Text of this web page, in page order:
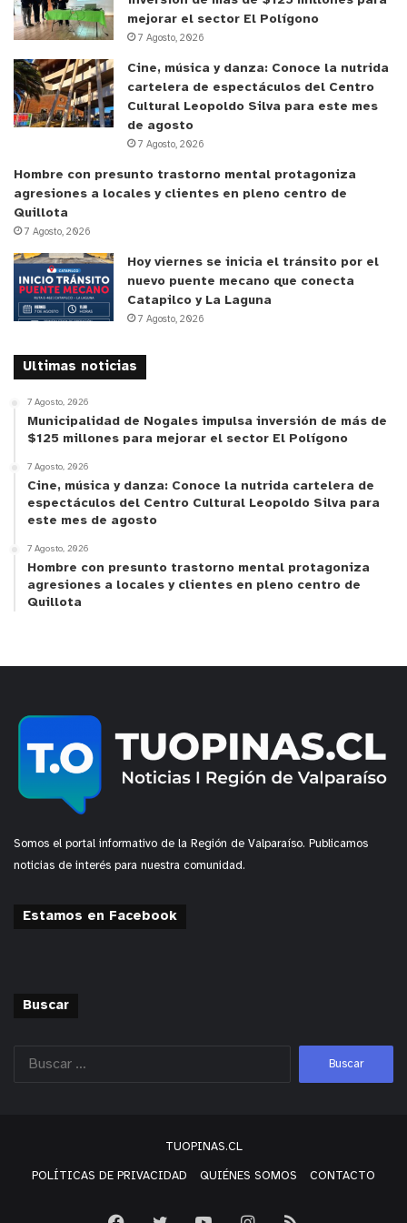
y tú, ¿qué opinas?
mejorar el sector El Polígono
7 Agosto, 2026
Cine, música y danza: Conoce la nutrida
cartelera de espectáculos del Centro
Cultural Leopoldo Silva para este mes
de agosto
7 Agosto, 2026
Hombre con presunto trastorno mental protagoniza
agresiones a locales y clientes en pleno centro de
Quillota
7 Agosto, 2026
Hoy viernes se inicia el tránsito por el
nuevo puente mecano que conecta
Catapilco y La Laguna
7 Agosto, 2026
Ultimas noticias
7 Agosto, 2026
Municipalidad de Nogales impulsa inversión de más de
$125 millones para mejorar el sector El Polígono
7 Agosto, 2026
Cine, música y danza: Conoce la nutrida cartelera de
espectáculos del Centro Cultural Leopoldo Silva para
este mes de agosto
7 Agosto, 2026
Hombre con presunto trastorno mental protagoniza
agresiones a locales y clientes en pleno centro de
Quillota
Somos el portal informativo de la Región de Valparaíso. Publicamos
noticias de interés para nuestra comunidad.
Estamos en Facebook
Buscar
TUOPINAS.CL
POLÍTICAS DE PRIVACIDAD QUIÉNES SOMOS CONTACTO